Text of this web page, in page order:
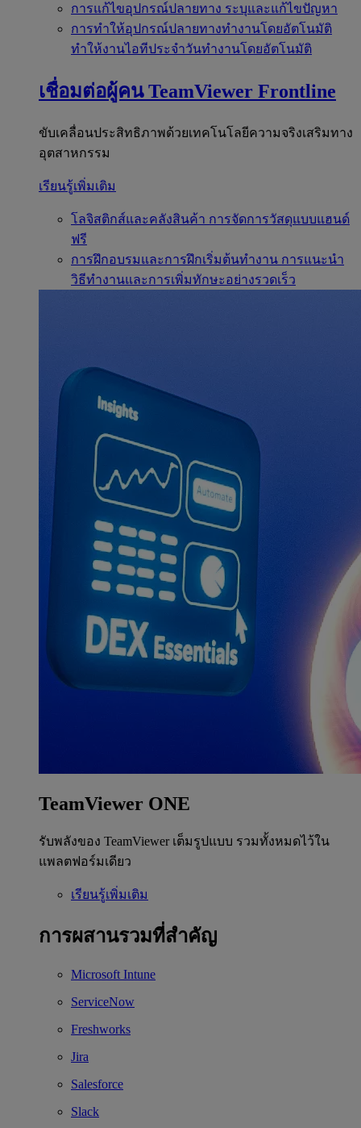
การแก้ไขอุปกรณ์ปลายทาง ระบุและแก้ไขปัญหา
การทำให้อุปกรณ์ปลายทางทำงานโดยอัตโนมัติ
ทำให้งานไอทีประจำวันทำงานโดยอัตโนมัติ
เชื่อมต่อผู้คน TeamViewer Frontline
ขับเคลื่อนประสิทธิภาพด้วยเทคโนโลยีความจริงเสริมทาง
อุตสาหกรรม
เรียนรู้เพิ่มเติม
โลจิสติกส์และคลังสินค้า การจัดการวัสดุแบบแฮนด์
ฟรี
การฝึกอบรมและการฝึกเริ่มต้นทำงาน การแนะนำ
วิธีทำงานและการเพิ่มทักษะอย่างรวดเร็ว
TeamViewer ONE
รับพลังของ TeamViewer เต็มรูปแบบ รวมทั้งหมดไว้ใน
แพลตฟอร์มเดียว
เรียนรู้เพิ่มเติม
การผสานรวมที่สำคัญ
Microsoft Intune
ServiceNow
Freshworks
Jira
Salesforce
Slack